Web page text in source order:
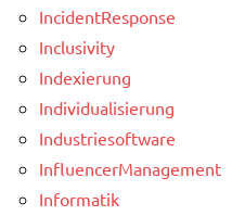
IncidentResponse
Inclusivity
Indexierung
Individualisierung
Industriesoftware
InfluencerManagement
Informatik